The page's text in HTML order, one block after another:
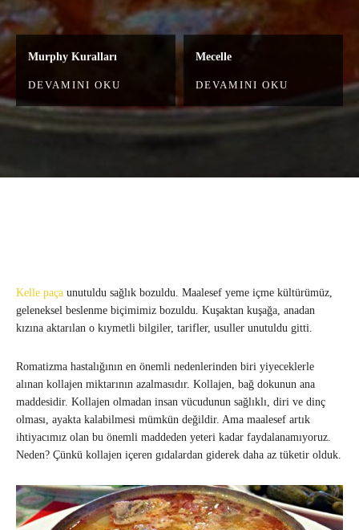
Murphy Kuralları
DEVAMINI OKU
Mecelle
DEVAMINI OKU
Kelle paça unutuldu sağlık bozuldu. Maalesef yeme içme kültürümüz,
geleneksel beslenme biçimimiz bozuldu. Kuşaktan kuşağa, anadan
kızına aktarılan o kıymetli bilgiler, tarifler, usuller unutuldu gitti.
Romatizma hastalığının en önemli nedenlerinden biri yiyeceklerle
alınan kollajen miktarının azalmasıdır. Kollajen, bağ dokunun ana
maddesidir. Kollajen olmadan insan vücudunun sağlıklı, diri ve dinç
olması, ayakta kalabilmesi mümkün değildir. Ama maalesef artık
ihtiyacımız olan bu önemli maddeden yeteri kadar faydalanamıyoruz.
Neden? Çünkü kollajen içeren gıdalardan giderek daha az tüketir olduk.